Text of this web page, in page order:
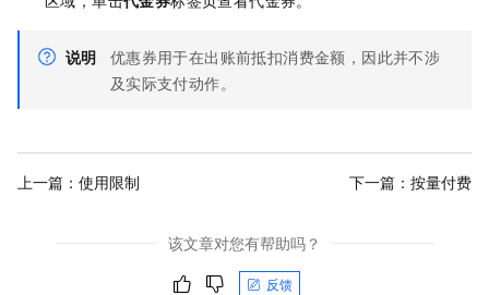
说明
优惠券用于在出账前抵扣消费金额，因此并不涉
及实际支付动作。
上一篇： 使用限制 下一篇： 按量付费
该文章对您有帮助吗？
反馈